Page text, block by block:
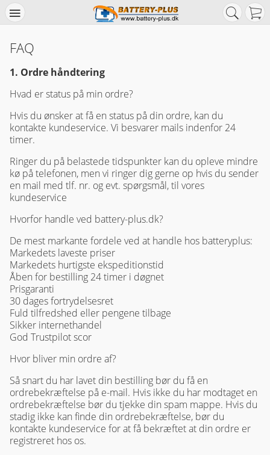
FAQ
1. Ordre håndtering
Hvad er status på min ordre?
Hvis du ønsker at få en status på din ordre, kan du
kontakte kundeservice. Vi besvarer mails indenfor 24
timer.
Ringer du på belastede tidspunkter kan du opleve mindre
kø på telefonen, men vi ringer dig gerne op hvis du sender
en mail med tlf. nr. og evt. spørgsmål, til vores
kundeservice
Hvorfor handle ved battery-plus.dk?
De mest markante fordele ved at handle hos batteryplus:
Markedets laveste priser
Markedets hurtigste ekspeditionstid
Åben for bestilling 24 timer i døgnet
Prisgaranti
30 dages fortrydelsesret
Fuld tilfredshed eller pengene tilbage
Sikker internethandel
God Trustpilot scor
Hvor bliver min ordre af?
Så snart du har lavet din bestilling bør du få en
ordrebekræftelse på e-mail. Hvis ikke du har modtaget en
ordrebekræftelse bør du tjekke din spam mappe. Hvis du
stadig ikke kan finde din ordrebekræftelse, bør du
kontakte kundeservice for at få bekræftet at din ordre er
registreret hos os.